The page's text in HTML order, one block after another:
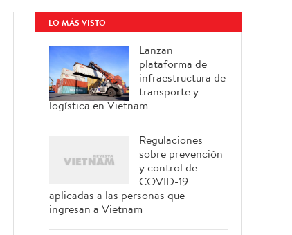
LO MÁS VISTO
Lanzan
plataforma de
infraestructura de
transporte y
logística en Vietnam
Regulaciones
sobre prevención
y control de
COVID-19
aplicadas a las personas que
ingresan a Vietnam